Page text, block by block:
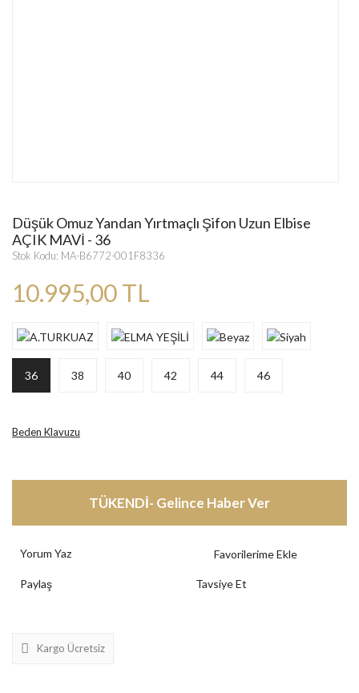
Düşük Omuz Yandan Yırtmaçlı Şifon Uzun Elbise
AÇIK MAVİ - 36
Stok Kodu: MA-B6772-001F8336
10.995,00 TL
36 38 40 42 44 46
Beden Klavuzu
TÜKENDİ- Gelince Haber Ver
Yorum Yaz
Paylaş Tavsiye Et
Kargo Ücretsiz